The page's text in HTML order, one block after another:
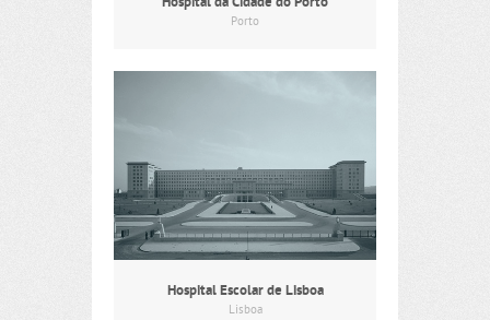
Porto
Hospital Escolar de Lisboa
Lisboa